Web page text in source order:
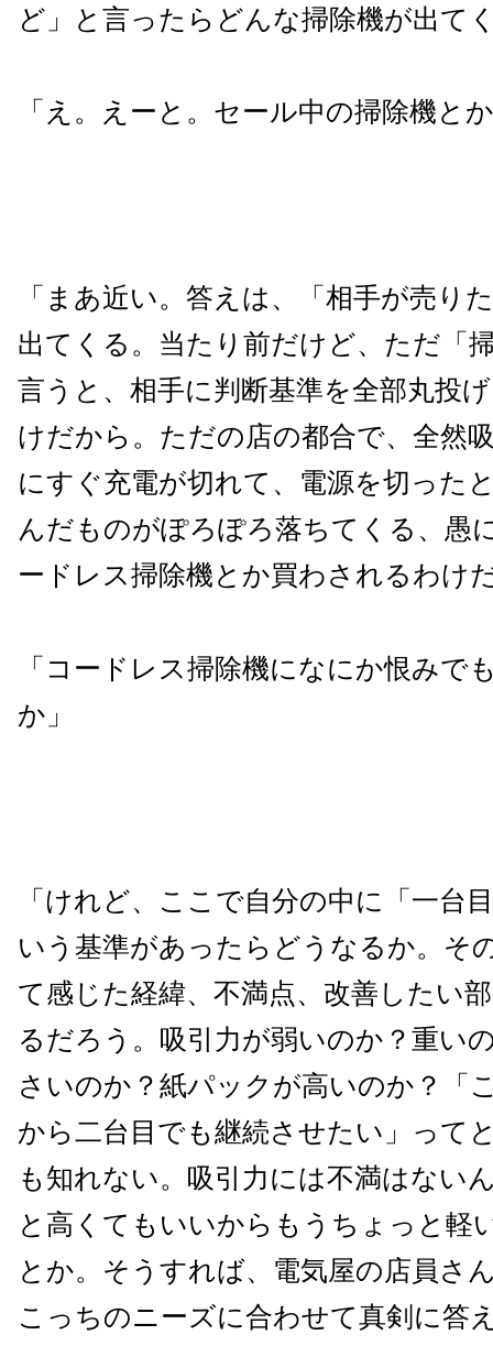
ど」と言ったらどんな掃除機が出て
「え。えーと。セール中の掃除機と
「まあ近い。答えは、「相手が売り
出てくる。当たり前だけど、ただ「
言うと、相手に判断基準を全部丸投
けだから。ただの店の都合で、全然
にすぐ充電が切れて、電源を切った
んだものがぽろぽろ落ちてくる、愚
ードレス掃除機とか買わされるわけ
「コードレス掃除機になにか恨みで
か」
「けれど、ここで自分の中に「一台
いう基準があったらどうなるか。そ
て感じた経緯、不満点、改善したい
るだろう。吸引力が弱いのか？重い
さいのか？紙パックが高いのか？「
から二台目でも継続させたい」って
も知れない。吸引力には不満はない
と高くてもいいからもうちょっと軽
とか。そうすれば、電気屋の店員さ
こっちのニーズに合わせて真剣に答